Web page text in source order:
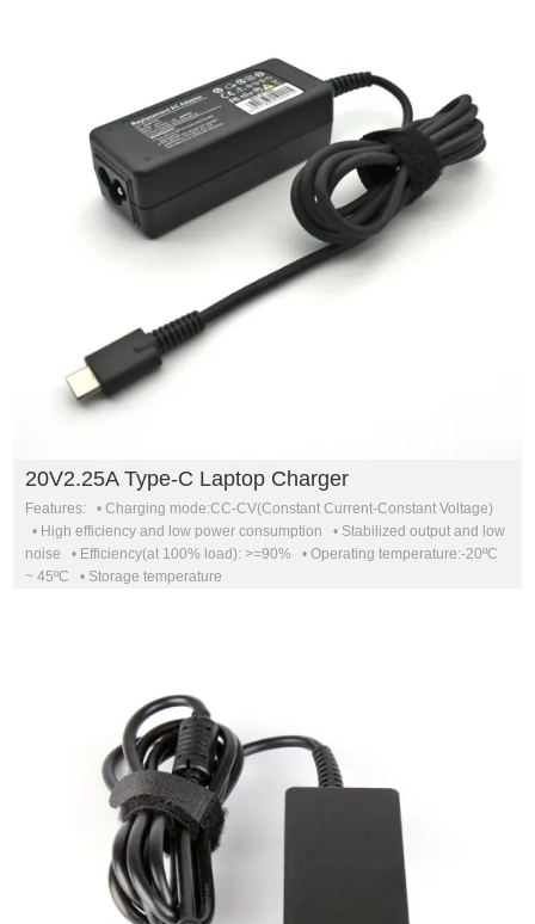
20V2.25A Type-C Laptop Charger
Features: • Charging mode:CC-CV(Constant Current-Constant Voltage)
• High efficiency and low power consumption • Stabilized output and low
noise • Efficiency(at 100% load): >=90% • Operating temperature:-20ºC
~ 45ºC • Storage temperature